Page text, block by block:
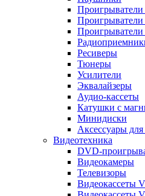
Проигрыватели
Ресиверы
Тюнеры
Усилители
Эквалайзеры
Аудио-кассеты
Катушки с
Минидиски
Аксессуары для
Видеотехника
DVD-
Видеокамеры
Телевизоры
Видеокассеты